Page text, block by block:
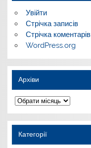
Увійти
Стрічка записів
Стрічка коментарів
WordPress.org
Архіви
Архіви
Категорії